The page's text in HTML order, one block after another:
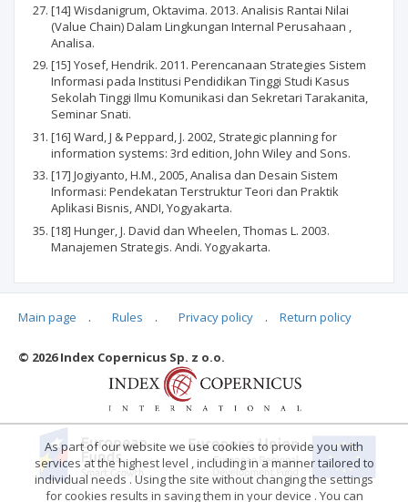
[14] Wisdanigrum, Oktavima. 2013. Analisis Rantai Nilai
(Value Chain) Dalam Lingkungan Internal Perusahaan ,
Analisa.
[15] Yosef, Hendrik. 2011. Perencanaan Strategies Sistem
Informasi pada Institusi Pendidikan Tinggi Studi Kasus
Sekolah Tinggi Ilmu Komunikasi dan Sekretari Tarakanita,
Seminar Snati.
[16] Ward, J & Peppard, J. 2002, Strategic planning for
information systems: 3rd edition, John Wiley and Sons.
[17] Jogiyanto, H.M., 2005, Analisa dan Desain Sistem
Informasi: Pendekatan Terstruktur Teori dan Praktik
Aplikasi Bisnis, ANDI, Yogyakarta.
[18] Hunger, J. David dan Wheelen, Thomas L. 2003.
Manajemen Strategis. Andi. Yogyakarta.
Articles quoting
Main page . Rules . Privacy policy . Return policy
© 2026 Index Copernicus Sp. z o.o.
As part of our website we use cookies to provide you with
services at the highest level , including in a manner tailored to
individual needs . Using the site without changing the settings
for cookies results in saving them in your device . You can